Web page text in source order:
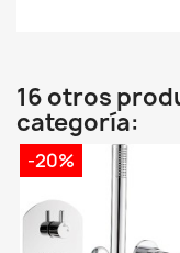
16 otros
categoría:
-20%